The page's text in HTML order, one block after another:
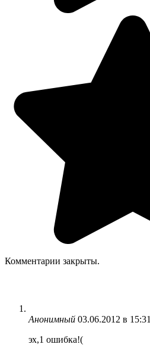
Комментарии закрыты.
Анонимный 03.06.2012 в 15:31
эх,1 ошибка!(